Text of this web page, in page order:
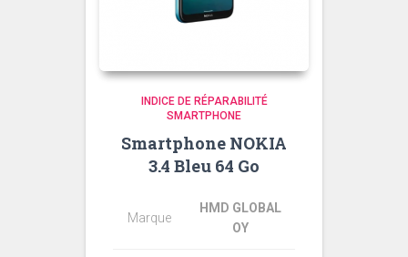
INDICE DE RÉPARABILITÉ
SMARTPHONE
Smartphone NOKIA
3.4 Bleu 64 Go
Marque
HMD GLOBAL
OY